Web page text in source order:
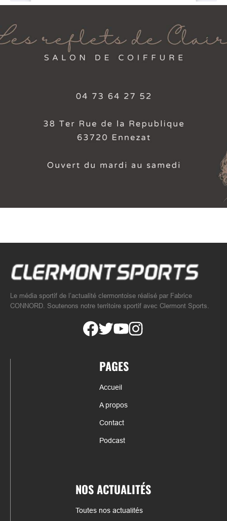
Le média sportif de l’actualité clermontoise réalisé par Fabrice
CONNORD. Soutenons notre territoire sportif avec Clermont Sports.
PAGES
Accueil
A propos
Contact
Podcast
NOS ACTUALITÉS
Toutes nos actualités